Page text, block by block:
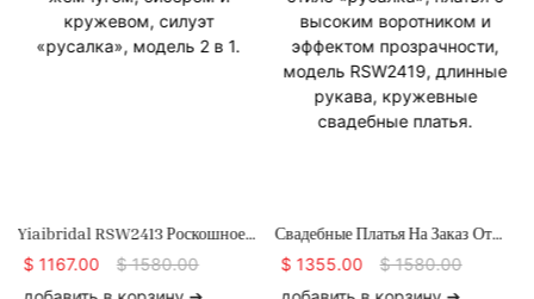
Yiaibridal RSW2413 Роскошное
Свадебное Платье На Заказ С
$ 1167.00 $1580.00
Свадебные Платья На Заказ От
Фабрики Yiaibridal:
$ 1355.00 $1580.00